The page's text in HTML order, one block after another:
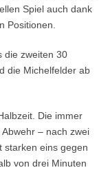
Spiel auch dank
Positionen.
die zweiten 30
die Michelfelder ab
Die immer
– nach zwei
starken eins gegen
von drei Minuten